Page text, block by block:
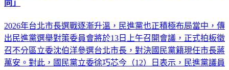
同」
2026年台北市長選戰逐漸升溫，民進黨也正積極布局當中，傳
出民進黨選舉對策委員會將於13日上午召開會議，正式拍板徵
召不分區立委沈伯洋參選台北市長，對決國民黨籍現任市長蔣
萬安。對此，國民黨立委徐巧芯今（12）日表示，民進黨議員